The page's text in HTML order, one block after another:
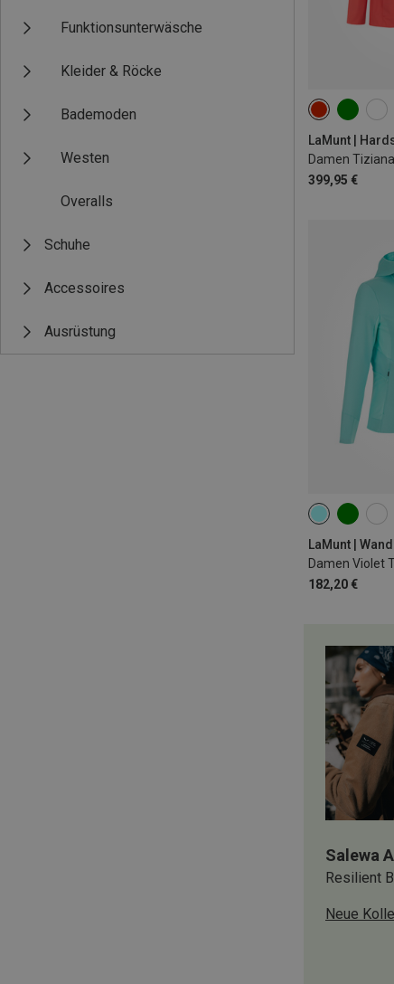
Funktionsunterwäsche
Kleider & Röcke
Bademoden
Westen
Overalls
Schuhe
Accessoires
Ausrüstung
Damen
399,95 €
XS S
LaMunt |
182,20 €
XS S
XXL
Salewa
Resilient
Neue